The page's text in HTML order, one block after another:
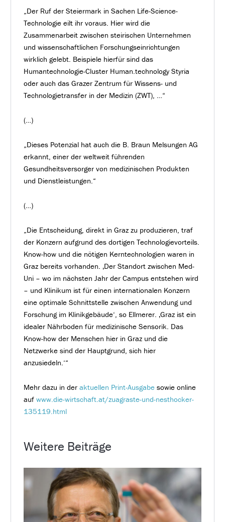
„Der Ruf der Steiermark in Sachen Life-Science-
Technologie eilt ihr voraus. Hier wird die
Zusammenarbeit zwischen steirischen Unternehmen
und wissenschaftlichen Forschungseinrichtungen
wirklich gelebt. Beispiele hierfür sind das
Humantechnologie-Cluster Human.technology Styria
oder auch das Grazer Zentrum für Wissens- und
Technologietransfer in der Medizin (ZWT), …“
(…)
„Dieses Potenzial hat auch die B. Braun Melsungen AG
erkannt, einer der weltweit führenden
Gesundheitsversorger von medizinischen Produkten
und Dienstleistungen.“
(…)
„Die Entscheidung, direkt in Graz zu produzieren, traf
der Konzern aufgrund des dortigen Technologievorteils.
Know-how und die nötigen Kerntechnologien waren in
Graz bereits vorhanden. ‚Der Standort zwischen Med-
Uni – wo im nächsten Jahr der Campus entstehen wird
– und Klinikum ist für einen internationalen Konzern
eine optimale Schnittstelle zwischen Anwendung und
Forschung im Klinikgebäude‘, so Ellmerer. ‚Graz ist ein
idealer Nährboden für medizinische Sensorik. Das
Know-how der Menschen hier in Graz und die
Netzwerke sind der Hauptgrund, sich hier
anzusiedeln.‘“
Mehr dazu in der aktuellen Print-Ausgabesowie online
auf www.die-wirtschaft.at/zuagraste-und-nesthocker-
135119.html
Weitere Beiträge